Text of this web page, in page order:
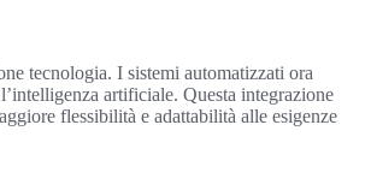
tecnologia. I sistemi automatizzati ora
artificiale. Questa integrazione
flessibilità e adattabilità alle esigenze